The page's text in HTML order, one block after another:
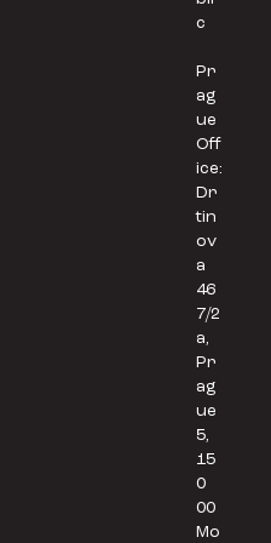
c
Pr
ag
ue
Off
ice:
Dr
tin
ov
a
46
7/2
a,
Pr
ag
ue
5,
15
0
00
Mo